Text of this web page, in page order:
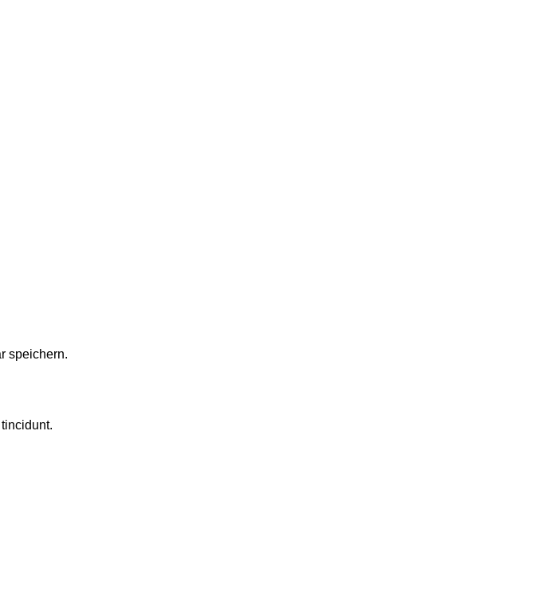
speichern.